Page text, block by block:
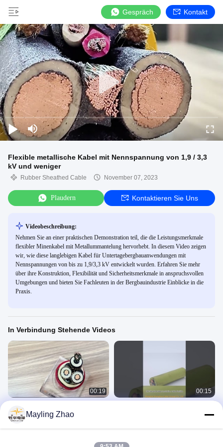
Gespräch Kontakt
Flexible metallische Kabel mit Nennspannung von 1,9 / 3,3
kV und weniger
Rubber Sheathed Cable November 07, 2023
Plaudern Kontaktieren Sie Uns
Videobeschreibung:
Nehmen Sie an einer praktischen Demonstration teil, die die Leistungsmerkmale
flexibler Minenkabel mit Metallummantelung hervorhebt. In diesem Video zeigen
wir, wie diese langlebigen Kabel für Untertagebergbauanwendungen mit
Nennspannungen von bis zu 1,9/3,3 kV entwickelt wurden. Erfahren Sie mehr
über ihre Konstruktion, Flexibilität und Sicherheitsmerkmale in anspruchsvollen
Umgebungen und bieten Sie Fachleuten in der Bergbauindustrie Einblicke in die
Praxis.
In Verbindung Stehende Videos
00:19
Bergbau, Kautschukkabel /
Bergbaukabel
00:15
Mayling Zhao